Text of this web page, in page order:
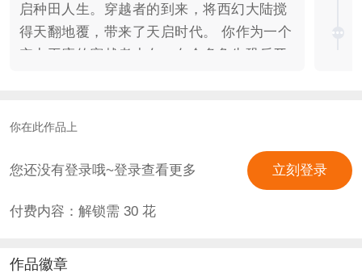
启种田人生。穿越者的到来，将西幻大陆搅
得天翻地覆，带来了天启时代。 你作为一个
实力平庸的穿越者少女，在众多争先恐后开
己的主角光环到账的比较晚？ 这是浩瀚的奇
—————————— *读者群：
861321346，备注橙光来的！ *试阅字数
4W，预计字数40W，预计完结时间2026年
节。500花一键开挂，无限契约点数，好感
你在此作品上
您还没有登录哦~登录查看更多 立刻登录
付费内容：解锁需 30花
作品徽章